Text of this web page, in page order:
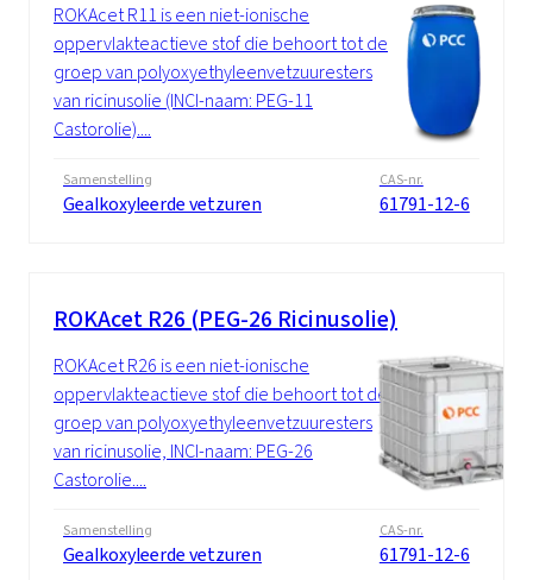
ROKAcet R11 is een niet-ionische
oppervlakteactieve stof die behoort tot de
groep van polyoxyethyleenvetzuuresters
van ricinusolie (INCI-naam: PEG-11
Castorolie)....
Samenstelling
Gealkoxyleerde vetzuren
CAS-nr.
61791-12-6
ROKAcet R26 (PEG-26 Ricinusolie)
ROKAcet R26 is een niet-ionische
oppervlakteactieve stof die behoort tot de
groep van polyoxyethyleenvetzuuresters
van ricinusolie, INCI-naam: PEG-26
Castorolie....
Samenstelling
Gealkoxyleerde vetzuren
CAS-nr.
61791-12-6